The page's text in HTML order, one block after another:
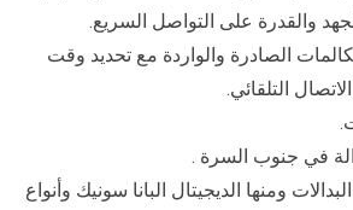
والقدرة على التواصل السريع.
الصادرة والواردة مع تحديد وقت
التلقائي.
في جنوب السرة .
ومنها الديجيتال البانا سونيك وأنواع